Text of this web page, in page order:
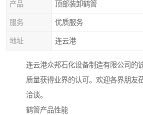
产品 顶部装卸鹤管
服务 优质服务
地址 连云港
连云港众邦石化设备制造有限公司的
质量获得业界的认可。欢迎各界朋友
洽谈。
鹤管产品性能